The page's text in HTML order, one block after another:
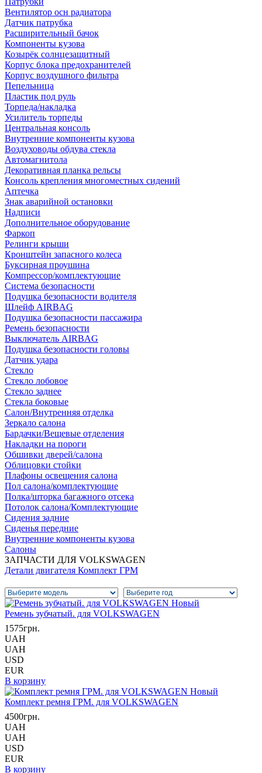
Вентилятор осн радиатора
Датчик патрубка
Расширительный бачок
Компоненты кузова
Козырёк солнцезащитный
Корпус блока предохранителей
Корпус воздушного фильтра
Пепельница
Пластик под руль
Торпеда/накладка
Усилитель торпеды
Центральная консоль
Внутренние компоненты кузова
Воздуховоды обдува стекла
Автомагнитола
Декоративная планка рельсы
Консоль крепления многоместных сидений
Аптечка
Знак аварийной остановки
Надписи
Дополнительное оборудование
Фаркоп
Релинги крыши
Кронштейн запасного колеса
Буксирная проушина
Компрессор/комплектующие
Система безопасности
Подушка безопасности водителя
Шлейф AIRBAG
Подушка безопасности пассажира
Ремень безопасности
Выключатель AIRBAG
Подушка безопасности головы
Датчик удара
Стекло
Стекло лобовое
Стекло заднее
Стекла боковые
Салон/Внутренняя отделка
Зеркало салона
Бардачки/Вещевые отделения
Накладки на пороги
Обшивки дверей/салона
Облицовки стойки
Плафоны освещения салона
Пол салона/комплектующие
Полка/шторка багажного отсека
Потолок салона/Комплектующие
Сидения задние
Сиденья передние
Внутренние компоненты кузова
Салоны
ЗАПЧАСТИ ДЛЯ VOLKSWAGEN
Детали двигателя Комплект ГРМ
Ремень зубчатый. для VOLKSWAGEN
1575грн.
UAH
UAH
USD
EUR
В корзину
Комплект ремня ГРМ. для VOLKSWAGEN
4500грн.
UAH
UAH
USD
EUR
В корзину